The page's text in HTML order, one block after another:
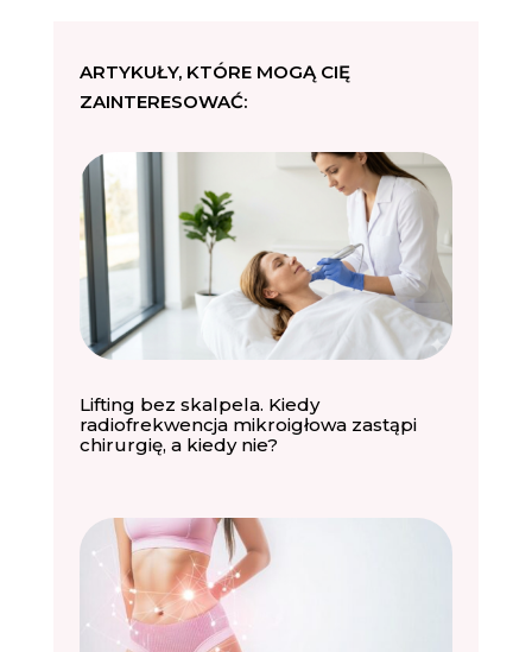
ARTYKUŁY, KTÓRE MOGĄ CIĘ
ZAINTERESOWAĆ:
Lifting bez skalpela. Kiedy
radiofrekwencja mikroigłowa zastąpi
chirurgię, a kiedy nie?